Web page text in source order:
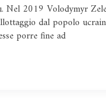
Nel 2019 Volodymyr
dal popolo
porre fine ad